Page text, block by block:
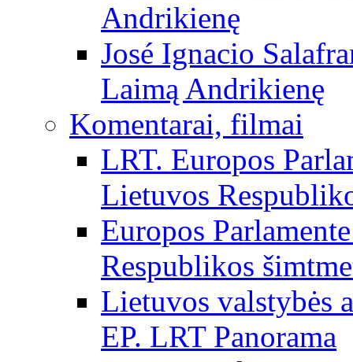
Andrikienę
José Ignacio
Laimą Andrikienę
Komentarai, filmai
LRT. Europos
Lietuvos
Europos
Respublikos
Lietuvos valstybės
EP. LRT Panorama